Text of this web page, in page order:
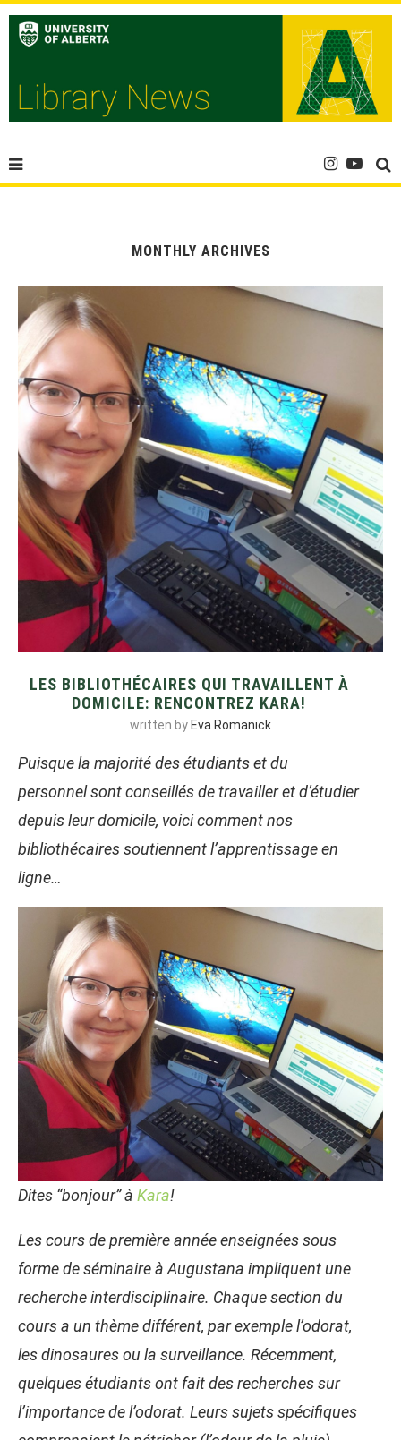
MONTHLY ARCHIVES
LES BIBLIOTHÉCAIRES QUI TRAVAILLENT À
DOMICILE: RENCONTREZ KARA!
written by Eva Romanick
Puisque la majorité des étudiants et du
personnel sont conseillés de travailler et d’étudier
depuis leur domicile, voici comment nos
bibliothécaires soutiennent l’apprentissage en
ligne…
Dites “bonjour” à Kara!
Les cours de première année enseignées sous
forme de séminaire à Augustana impliquent une
recherche interdisciplinaire. Chaque section du
cours a un thème différent, par exemple l’odorat,
les dinosaures ou la surveillance. Récemment,
quelques étudiants ont fait des recherches sur
l’importance de l’odorat. Leurs sujets spécifiques